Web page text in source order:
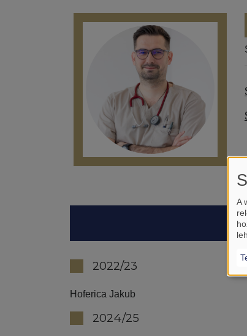
2022/23
Hoferica Jakub
2024/25
A